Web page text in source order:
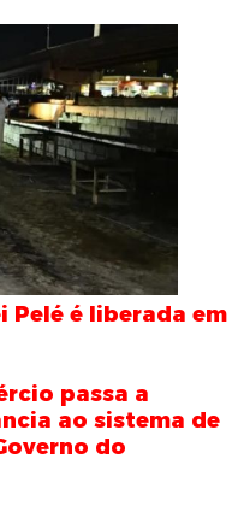
é liberada em
passa a
ao sistema de
do